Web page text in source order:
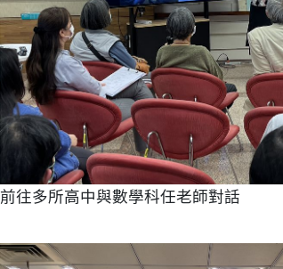
前往多所高中與數學科任老師對話